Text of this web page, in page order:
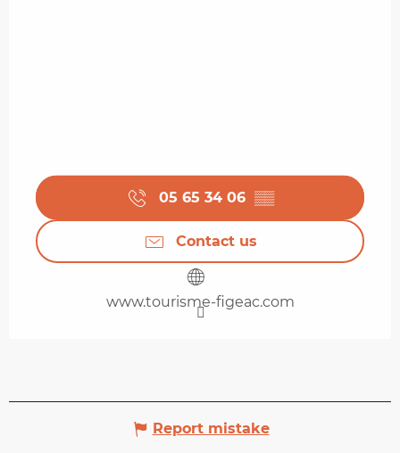
05 65 34 06 ▒▒
Contact us
www.tourisme-figeac.com
Report mistake